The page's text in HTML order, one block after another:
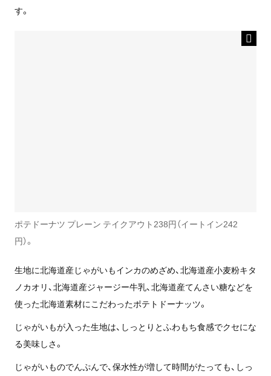
す。
ポテドーナツ プレーン テイクアウト238円（イートイン242
円）。
生地に北海道産じゃがいもインカのめざめ、北海道産小麦粉キタ
ノカオリ、北海道産ジャージー牛乳、北海道産てんさい糖などを
使った北海道素材にこだわったポテトドーナッツ。
じゃがいもが入った生地は、しっとりとふわもち食感でクセにな
る美味しさ。
じゃがいものでんぷんで、保水性が増して時間がたっても、しっ